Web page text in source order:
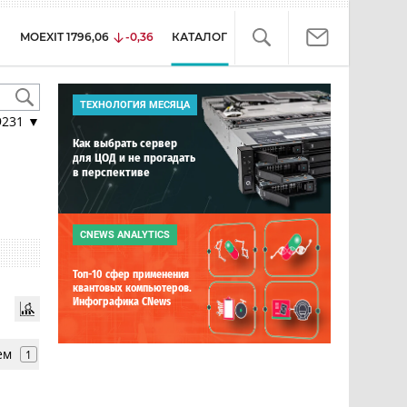
MOEXIT 1796,06 -0,36 КАТАЛОГ
▼
1
ТЕХНОЛОГИЯ МЕСЯЦА
Как выбрать сервер
для ЦОД и не прогадать
в перспективе
CNEWS ANALYTICS
Топ-10 сфер применения
квантовых компьютеров.
Инфографика CNews